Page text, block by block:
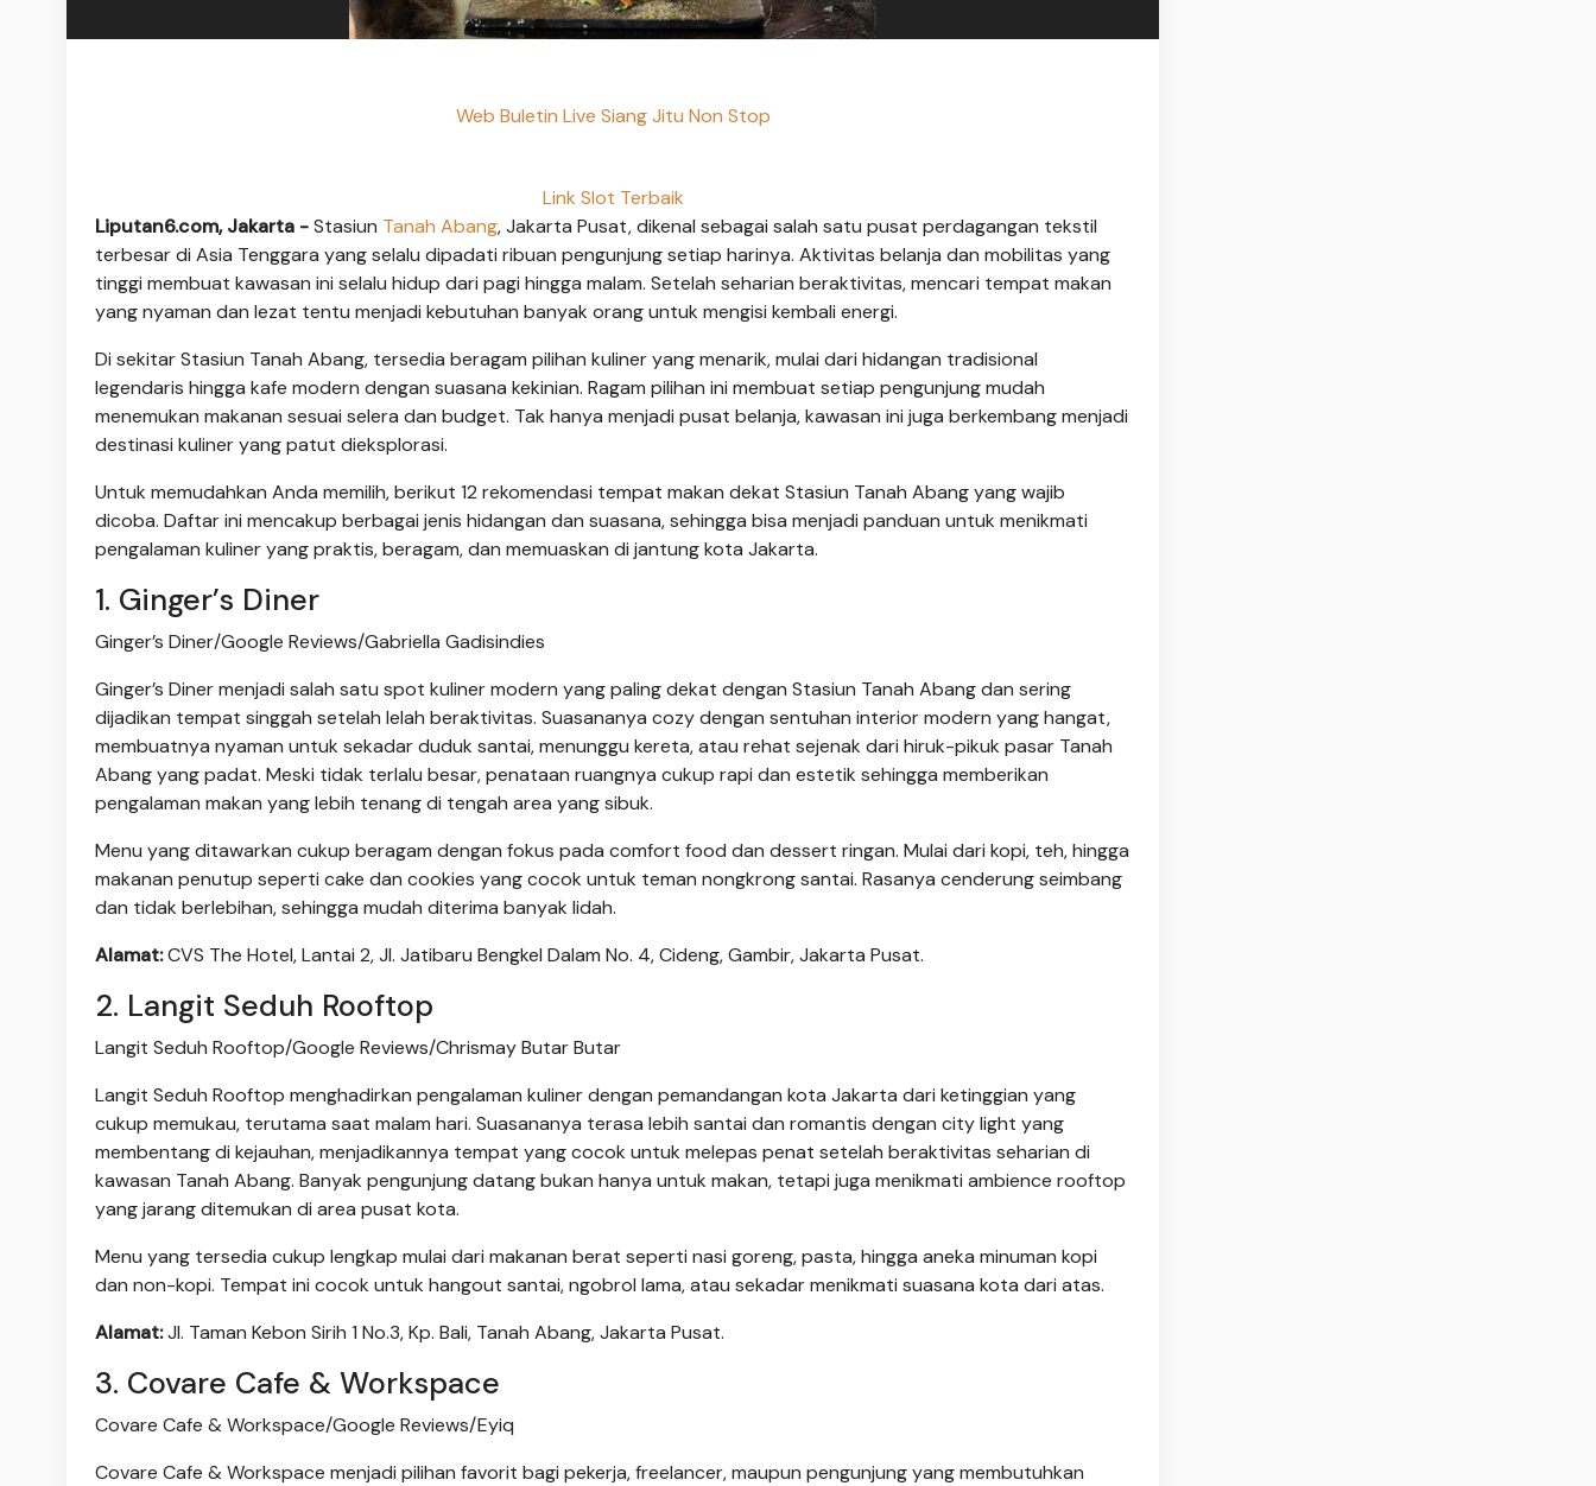
Web Buletin Live Siang Jitu Non Stop
Link Slot Terbaik
Liputan6.com, Jakarta -Stasiun Tanah Abang, Jakarta Pusat, dikenal sebagai salah satu pusat perdagangan tekstil
terbesar di Asia Tenggara yang selalu dipadati ribuan pengunjung setiap harinya. Aktivitas belanja dan mobilitas yang
tinggi membuat kawasan ini selalu hidup dari pagi hingga malam. Setelah seharian beraktivitas, mencari tempat makan
yang nyaman dan lezat tentu menjadi kebutuhan banyak orang untuk mengisi kembali energi.
Di sekitar Stasiun Tanah Abang, tersedia beragam pilihan kuliner yang menarik, mulai dari hidangan tradisional
legendaris hingga kafe modern dengan suasana kekinian. Ragam pilihan ini membuat setiap pengunjung mudah
menemukan makanan sesuai selera dan budget. Tak hanya menjadi pusat belanja, kawasan ini juga berkembang menjadi
destinasi kuliner yang patut dieksplorasi.
Untuk memudahkan Anda memilih, berikut 12 rekomendasi tempat makan dekat Stasiun Tanah Abang yang wajib
dicoba. Daftar ini mencakup berbagai jenis hidangan dan suasana, sehingga bisa menjadi panduan untuk menikmati
pengalaman kuliner yang praktis, beragam, dan memuaskan di jantung kota Jakarta.
1. Ginger’s Diner
Ginger’s Diner/Google Reviews/Gabriella Gadisindies
Ginger’s Diner menjadi salah satu spot kuliner modern yang paling dekat dengan Stasiun Tanah Abang dan sering
dijadikan tempat singgah setelah lelah beraktivitas. Suasananya cozy dengan sentuhan interior modern yang hangat,
membuatnya nyaman untuk sekadar duduk santai, menunggu kereta, atau rehat sejenak dari hiruk-pikuk pasar Tanah
Abang yang padat. Meski tidak terlalu besar, penataan ruangnya cukup rapi dan estetik sehingga memberikan
pengalaman makan yang lebih tenang di tengah area yang sibuk.
Menu yang ditawarkan cukup beragam dengan fokus pada comfort food dan dessert ringan. Mulai dari kopi, teh, hingga
makanan penutup seperti cake dan cookies yang cocok untuk teman nongkrong santai. Rasanya cenderung seimbang
dan tidak berlebihan, sehingga mudah diterima banyak lidah.
Alamat:CVS The Hotel, Lantai 2, Jl. Jatibaru Bengkel Dalam No. 4, Cideng, Gambir, Jakarta Pusat.
2. Langit Seduh Rooftop
Langit Seduh Rooftop/Google Reviews/Chrismay Butar Butar
Langit Seduh Rooftop menghadirkan pengalaman kuliner dengan pemandangan kota Jakarta dari ketinggian yang
cukup memukau, terutama saat malam hari. Suasananya terasa lebih santai dan romantis dengan city light yang
membentang di kejauhan, menjadikannya tempat yang cocok untuk melepas penat setelah beraktivitas seharian di
kawasan Tanah Abang. Banyak pengunjung datang bukan hanya untuk makan, tetapi juga menikmati ambience rooftop
yang jarang ditemukan di area pusat kota.
Menu yang tersedia cukup lengkap mulai dari makanan berat seperti nasi goreng, pasta, hingga aneka minuman kopi
dan non-kopi. Tempat ini cocok untuk hangout santai, ngobrol lama, atau sekadar menikmati suasana kota dari atas.
Alamat:Jl. Taman Kebon Sirih 1 No.3, Kp. Bali, Tanah Abang, Jakarta Pusat.
3. Covare Cafe & Workspace
Covare Cafe & Workspace/Google Reviews/Eyiq
Covare Cafe & Workspace menjadi pilihan favorit bagi pekerja, freelancer, maupun pengunjung yang membutuhkan